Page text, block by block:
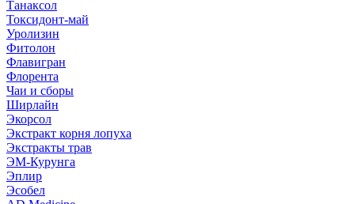
Танаксол
Токсидонт-май
Уролизин
Фитолон
Флавигран
Флорента
Чаи и сборы
Ширлайн
Экорсол
Экстракт корня лопуха
Экстракты трав
ЭМ-Курунга
Эплир
Эсобел